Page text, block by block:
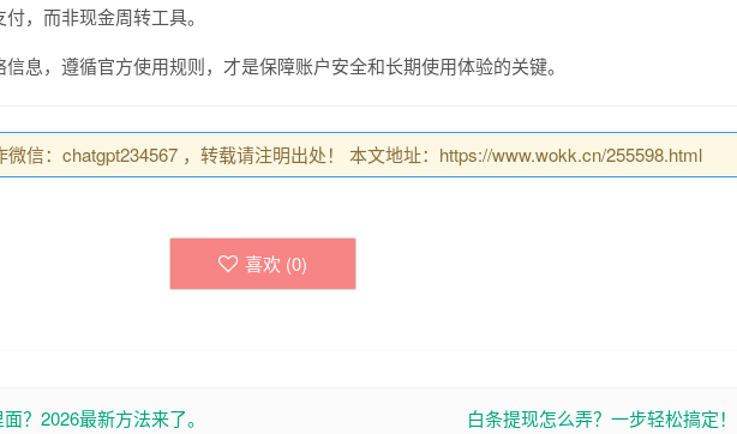
，而非现金周转工具。
息，遵循官方使用规则，才是保障账户安全和长期使用体验的关键。
信：chatgpt234567 ，转载请注明出处！ 本文地址：https://www.wokk.cn/255598.html
喜欢 (0)
？2026最新方法来了。 白条提现怎么弄？一步轻松搞定！